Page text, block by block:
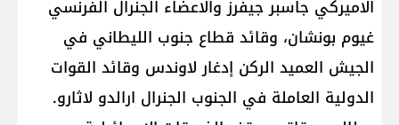
الاميركي جاسبر جيفرز والاعضاء الجنرال الفرنسي
غيوم بونشان، وقائد قطاع جنوب الليطاني في
الجيش العميد الركن إدغار لاوندس وقائد القوات
الدولية العاملة في الجنوب الجنرال ارالدو لاثارو.